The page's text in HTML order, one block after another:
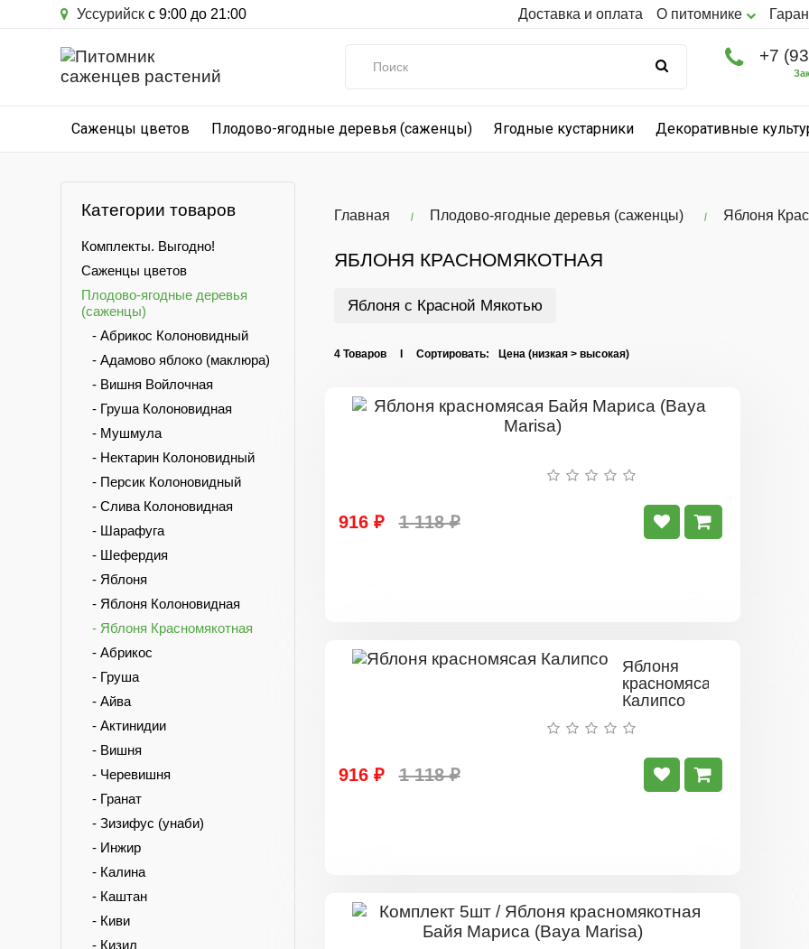
Уссурийск с 9:00 до 21:00 Доставка и оплата О питомнике
+7
Саженцы цветов Плодово-ягодные деревья (саженцы) Ягодные кустарники Декоративные
Категории товаров
Комплекты. Выгодно!
Саженцы цветов
Плодово-ягодные деревья
(саженцы)
- Абрикос Колоновидный
- Адамово яблоко (маклюра)
- Вишня Войлочная
- Груша Колоновидная
- Мушмула
- Нектарин Колоновидный
- Персик Колоновидный
- Слива Колоновидная
- Шарафуга
- Шефердия
- Яблоня
- Яблоня Колоновидная
- Яблоня Красномякотная
- Абрикос
- Груша
- Айва
- Актинидии
- Вишня
- Черевишня
- Гранат
- Зизифус (унаби)
- Инжир
- Калина
- Каштан
- Киви
- Кизил
Главная Плодово-ягодные деревья (саженцы) Яблоня
ЯБЛОНЯ КРАСНОМЯКОТНАЯ
Яблоня с Красной Мякотью
4 Товаров I Сортировать:
916 ₽ 1 118 ₽
Яблоня
красномясая
Калипсо
916 ₽ 1 118 ₽